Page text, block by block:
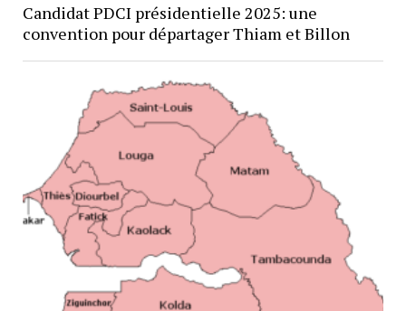
Candidat PDCI présidentielle 2025: une
convention pour départager Thiam et Billon